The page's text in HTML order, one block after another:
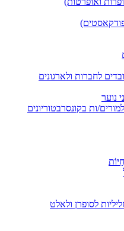
לחברות ולארגונים
נוער
ות בקונסרבטוריונים
לסופרן ולאלט